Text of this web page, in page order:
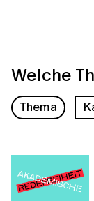
Welche
Thema